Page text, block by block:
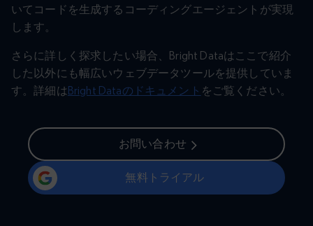
いてコードを生成するコーディングエージェントが実現
します。
さらに詳しく探求したい場合、Bright Dataはここで紹介
した以外にも幅広いウェブデータツールを提供していま
す。詳細は Bright Dataのドキュメント をご覧ください。
お問い合わせ
無料トライアル